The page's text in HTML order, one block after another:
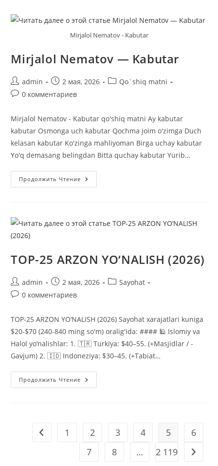
Mirjalol Nematov - Kabutar
Mirjalol Nematov — Kabutar
Автор
записи:
admin
Запись
опубликована:
2 мая, 2026
Рубрика
Qo`shiq matni
Комментарии
записи:
0 комментариев
Mirjalol Nematov - Kabutar qo'shiq matni Ay kabutar
kabutar Osmonga uch kabutar Qochma joim o'zimga Duch
kelasan kabutar Ko'zinga mahliyoman Birga uchay kabutar
Yo'q demasang belingdan Bitta quchay kabutar Yurib…
Продолжить Чтение Mirjalol
Nematov
TOP-25 ARZON YO‘NALISH (2026)
Автор
записи:
admin
Запись
опубликована:
2 мая, 2026
Рубрика
Sayohat
Комментарии
0 комментариев
TOP-25 ARZON YO‘NALISH (2026) Sayohat xarajatlari kuniga
$20-$70 (240-840 ming so'm) oralig'ida: #### 🕌 Islomiy va
Halol yo‘nalishlar: 1. 🇹🇷 Turkiya: $40–55. (+Masjidlar / -
Gavjum) 2. 🇮🇩 Indoneziya: $30–45. (+Tabiat…
Продолжить Чтение TOP-
25
Перейти на предыдущую страницу
1 2 3 4 5
6
7
8 … 2 119